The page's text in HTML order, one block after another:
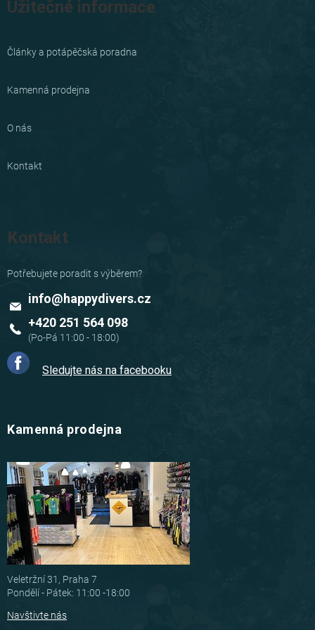
Užitečné informace
Články a potápěčská poradna
Kamenná prodejna
O nás
Kontakt
Kontakt
info@happydivers.cz
+420 251 564 098
Sledujte nás na facebooku
Kamenná prodejna
Veletržní 31, Praha 7
Pondělí - Pátek: 11:00 -18:00
Navštivte nás